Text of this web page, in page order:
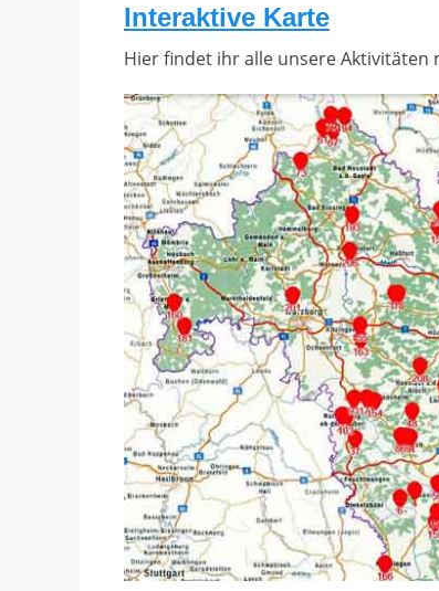
Interaktive Karte
Hier findet ihr alle unsere Aktivitäten